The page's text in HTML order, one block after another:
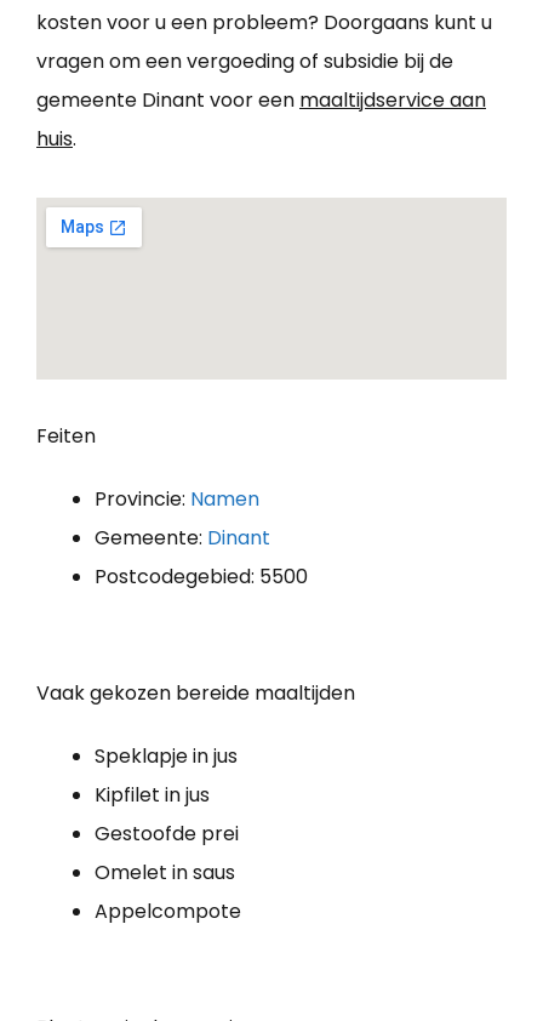
kosten voor u een probleem? Doorgaans kunt u
vragen om een vergoeding of subsidie bij de
gemeente Dinant voor een maaltijdservice aan
huis.
Feiten
Provincie: Namen
Gemeente: Dinant
Postcodegebied: 5500
Vaak gekozen bereide maaltijden
Speklapje in jus
Kipfilet in jus
Gestoofde prei
Omelet in saus
Appelcompote